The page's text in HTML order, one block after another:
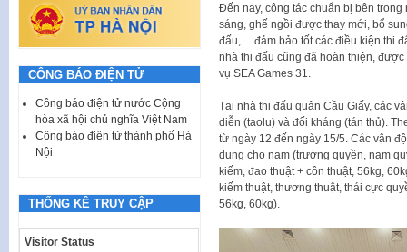
Đến nay, công tác chuẩn bị bên
sáng, ghế ngồi được thay mới, bổ
đấu,… đảm bảo tốt các điều kiện thi
nhà thi đấu cũng đã hoàn thiện,
vụ SEA Games 31.
Tại nhà thi đấu quận Cầu Giấy, các
diễn (taolu) và đối kháng (tán thủ).
từ ngày 12 đến ngày 15/5. Các vận
dung cho nam (trường quyền, nam
kiếm, đao thuật + côn thuật, 56kg,
kiếm thuật, thương thuật, thái cực
56kg, 60kg).
CÔNG BÁO ĐIỆN TỬ
Công báo điện tử nước Cộng
hòa xã hội chủ nghĩa Việt Nam
Công báo điện tử thành phố Hà
Nội
THỐNG KÊ TRUY CẬP
Visitor Status